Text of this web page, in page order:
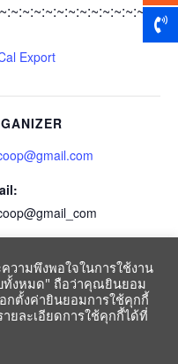
Export
ก่อนใคร คลิก!
วามพึงพอใจในการใช้งาน
ทั้งหมด" ถือว่าคุณยินยอม
กตั้งค่ายินยอมการใช้คุกกี้
ยละเอียดการใช้คุกกี้ได้ที่